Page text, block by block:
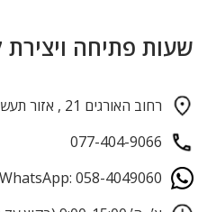
שעות פתיחה
רחוב האורגים 21 , אזור תעשייה חולון
077-404-9066
WhatsApp: 058-4049060